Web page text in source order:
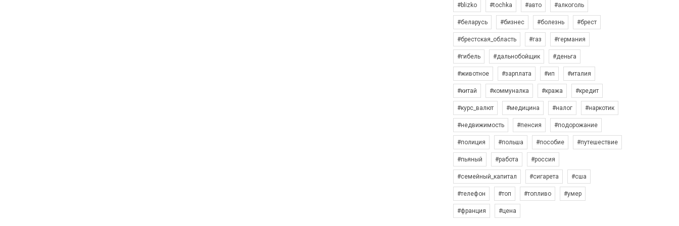
#blizko #tochka #авто #алкоголь
#беларусь #бизнес #болезнь #брест
#брестская_область #газ #германия
#гибель #дальнобойщик #деньга
#животное #зарплата #ип #италия
#китай #коммуналка #кража #кредит
#курс_валют #медицина #налог #наркотик
#недвижимость #пенсия #подорожание
#полиция #польша #пособие #путешествие
#пьяный #работа #россия
#семейный_капитал #сигарета #сша
#телефон #топ #топливо #умер
#франция #цена